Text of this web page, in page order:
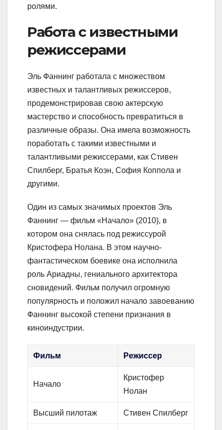
ролями.
Работа с известными
режиссерами
Эль Фаннинг работала с множеством
известных и талантливых режиссеров,
продемонстрировав свою актерскую
мастерство и способность превратиться в
различные образы. Она имела возможность
поработать с такими известными и
талантливыми режиссерами, как Стивен
Спилберг, Братья Коэн, София Коппола и
другими.
Один из самых значимых проектов Эль
Фаннинг — фильм «Начало» (2010), в
котором она снялась под режиссурой
Кристофера Нолана. В этом научно-
фантастическом боевике она исполнила
роль Ариадны, гениального архитектора
сновидений. Фильм получил огромную
популярность и положил начало завоеванию
Фаннинг высокой степени признания в
киноиндустрии.
Фильм Режиссер
Начало
Кристофер
Нолан
Высший пилотаж Стивен Спилберг